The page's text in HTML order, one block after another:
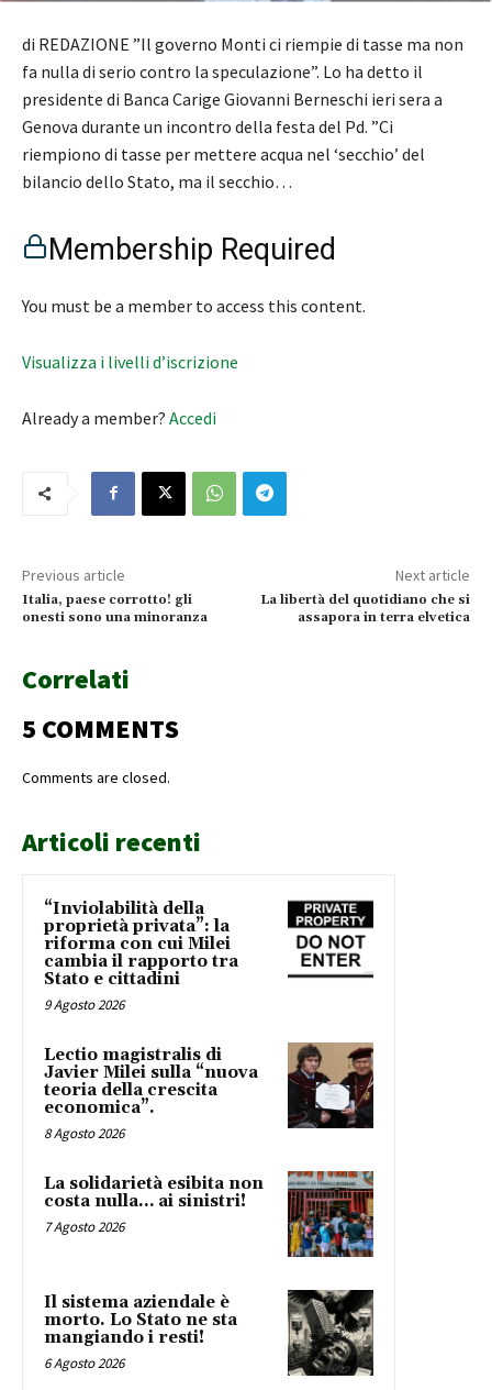
di REDAZIONE ”Il governo Monti ci riempie di tasse ma non
fa nulla di serio contro la speculazione”. Lo ha detto il
presidente di Banca Carige Giovanni Berneschi ieri sera a
Genova durante un incontro della festa del Pd. ”Ci
riempiono di tasse per mettere acqua nel ‘secchio’ del
bilancio dello Stato, ma il secchio…
Membership Required
You must be a member to access this content.
Visualizza i livelli d’iscrizione
Already a member? Accedi
Previous article
Italia, paese corrotto! gli
onesti sono una minoranza
Next article
La libertà del quotidiano che si
assapora in terra elvetica
Correlati
5 COMMENTS
Comments are closed.
Articoli recenti
“Inviolabilità della
proprietà privata”: la
riforma con cui Milei
cambia il rapporto tra
Stato e cittadini
9 Agosto 2026
Lectio magistralis di
Javier Milei sulla “nuova
teoria della crescita
economica”.
8 Agosto 2026
La solidarietà esibita non
costa nulla… ai sinistri!
7 Agosto 2026
Il sistema aziendale è
morto. Lo Stato ne sta
mangiando i resti!
6 Agosto 2026